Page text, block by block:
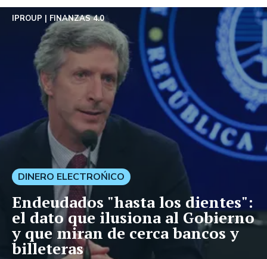
IPROUP FINANZAS 4.0
DINERO ELECTROŃICO
Endeudados "hasta los dientes":
el dato que ilusiona al Gobierno
y que miran de cerca bancos y
billeteras